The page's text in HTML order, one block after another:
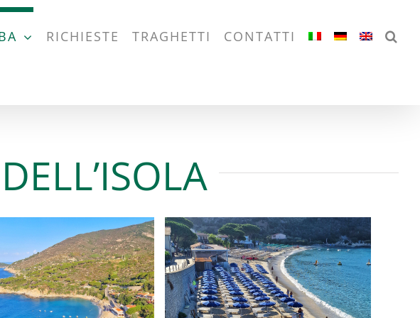
RICHIESTE TRAGHETTI CONTATTI
& Isola d’Elba